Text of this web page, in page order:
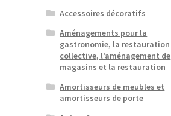
Accessoires décoratifs
Aménagements pour la
gastronomie, la restauration
collective, l’aménagement de
magasins et la restauration
Amortisseurs de meubles et
amortisseurs de porte